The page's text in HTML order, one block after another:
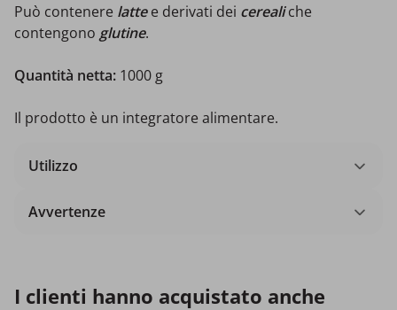
Può contenere lattee derivati ​​dei cerealiche
contengono glutine.
Quantità netta: 1000 g
Il prodotto è un integratore alimentare.
Utilizzo
Avvertenze
I clienti hanno acquistato anche